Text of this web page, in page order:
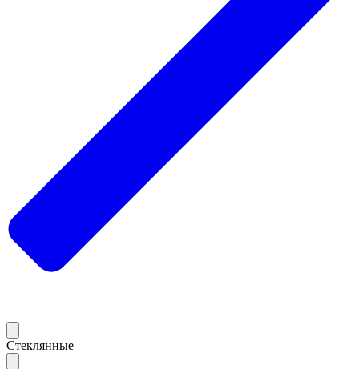
Стеклянные